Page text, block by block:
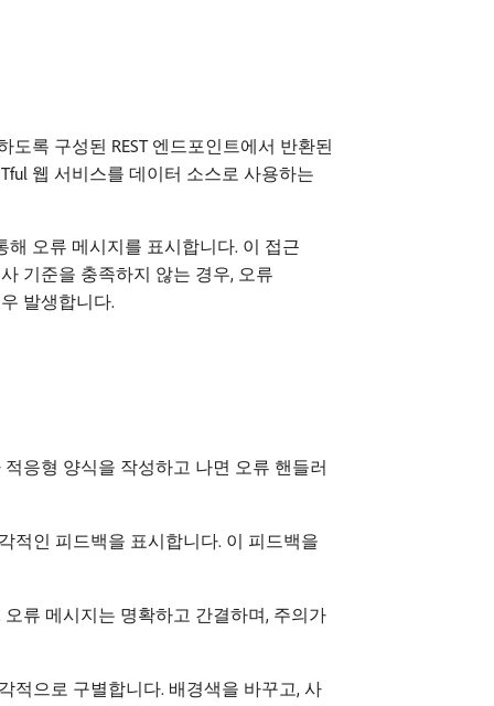
록 구성된 REST 엔드포인트에서 반환된
웹 서비스를 데이터 소스로 사용하는
오류 메시지를 표시합니다. 이 접근
기준을 충족하지 않는 경우, 오류
발생합니다.
응형 양식을 작성하고 나면 오류 핸들러
적인 피드백을 표시합니다. 이 피드백을
류 메시지는 명확하고 간결하며, 주의가
적으로 구별합니다. 배경색을 바꾸고, 사